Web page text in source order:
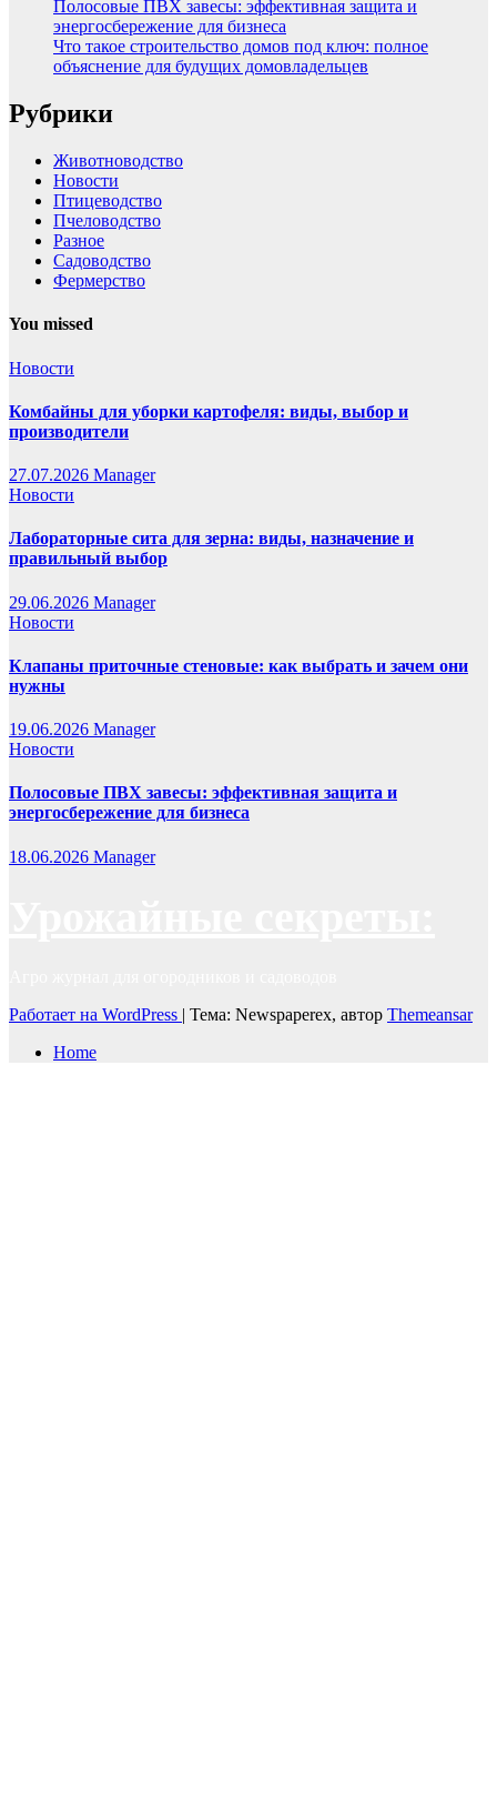
Полосовые ПВХ завесы: эффективная защита и
энергосбережение для бизнеса
Что такое строительство домов под ключ: полное
объяснение для будущих домовладельцев
Рубрики
Животноводство
Новости
Птицеводство
Пчеловодство
Разное
Садоводство
Фермерство
You missed
Новости
Комбайны для уборки картофеля: виды, выбор и
производители
27.07.2026 Manager
Новости
Лабораторные сита для зерна: виды, назначение и
правильный выбор
29.06.2026 Manager
Новости
Клапаны приточные стеновые: как выбрать и зачем они
нужны
19.06.2026 Manager
Новости
Полосовые ПВХ завесы: эффективная защита и
энергосбережение для бизнеса
18.06.2026 Manager
Работает на WordPress | Тема: Newspaperex, автор Themeansar
Home